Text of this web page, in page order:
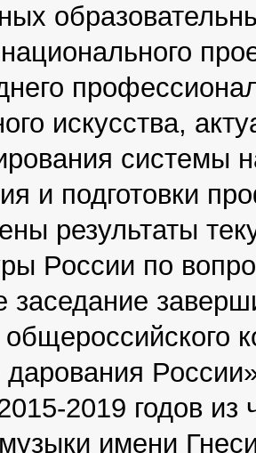
искусства,
системы
и подготовки
результаты
России по
заседание
2019 годов
имени